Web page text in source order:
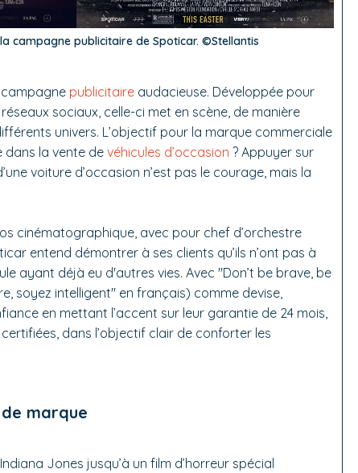
campagne publicitaire de Spoticar. ©Stellantis
publicitaire audacieuse. Développée pour
sociaux, celle-ci met en scène, de manière
univers. L’objectif pour la marque commerciale
dans la vente de véhicules d’occasion ? Appuyer sur
voiture d’occasion n’est pas le courage, mais la
cinématographique, avec pour chef d’orchestre
entend démontrer à ses clients qu’ils n’ont pas à
ayant déjà eu d'autres vies. Avec "Don’t be brave, be
soyez intelligent" en français) comme devise,
en mettant l’accent sur leur garantie de 24 mois,
dans l’objectif clair de conforter les
marque
Jones jusqu’à un film d’horreur spécial